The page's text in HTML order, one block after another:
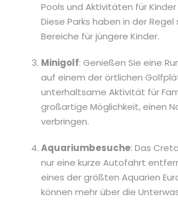
Pools und Aktivitäten für
Diese Parks haben in der Regel
Bereiche für jüngere Kinder.
Minigolf: Genießen Sie eine
auf einem der örtlichen
unterhaltsame Aktivität für
großartige Möglichkeit, einen
verbringen.
Aquariumbesuche: Das
nur eine kurze Autofahrt
eines der größten Aquarien
können mehr über die